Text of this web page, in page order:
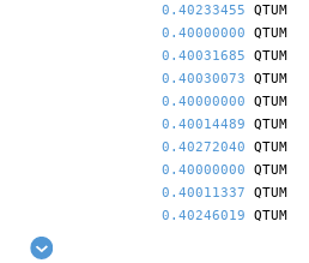
0.40233455 QTUM
0.40000000 QTUM
0.40031685 QTUM
0.40030073 QTUM
0.40000000 QTUM
0.40014489 QTUM
0.40272040 QTUM
0.40000000 QTUM
0.40011337 QTUM
0.40246019 QTUM